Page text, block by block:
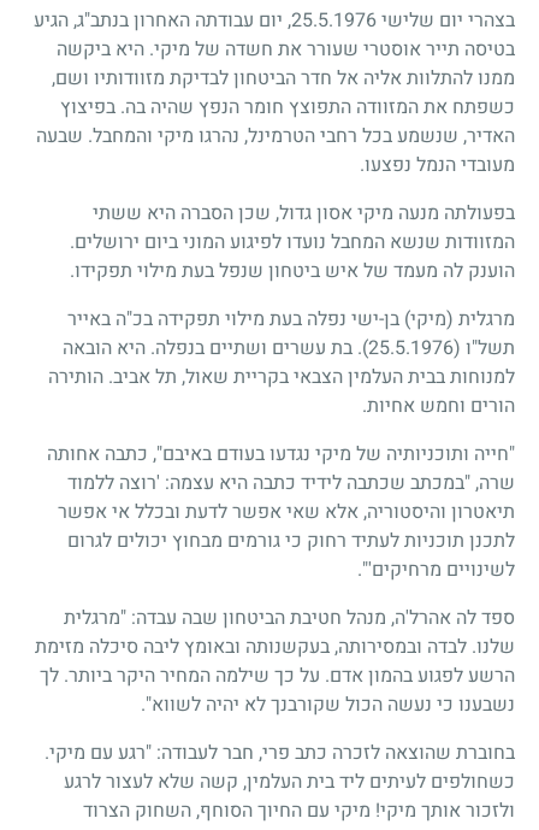
בצהרי יום שלישי 25.5.1976, יום עבודתה האחרון בנתב"ג, הגיע
בטיסה תייר אוסטרי שעורר את חשדה של מיקי. היא ביקשה
ממנו להתלוות אליה אל חדר הביטחון לבדיקת מזוודותיו ושם,
כשפתח את המזוודה התפוצץ חומר הנפץ שהיה בה. בפיצוץ
האדיר, שנשמע בכל רחבי הטרמינל, נהרגו מיקי והמחבל. שבעה
מעובדי הנמל נפצעו.
בפעולתה מנעה מיקי אסון גדול, שכן הסברה היא ששתי
המזוודות שנשא המחבל נועדו לפיגוע המוני ביום ירושלים.
הוענק לה מעמד של איש ביטחון שנפל בעת מילוי תפקידו.
מרגלית (מיקי) בן-ישי נפלה בעת מילוי תפקידה בכ"ה באייר
תשל"ו (25.5.1976)
. בת עשרים ושתיים בנפלה. היא הובאה
למנוחות בבית העלמין הצבאי בקריית שאול, תל אביב. הותירה
הורים וחמש אחיות.
"חייה ותוכניותיה של מיקי נגדעו בעודם באיבם", כתבה אחותה
שרה, "במכתב שכתבה לידיד כתבה היא עצמה: 'רוצה ללמוד
תיאטרון והיסטוריה, אלא שאי אפשר לדעת ובכלל אי אפשר
לתכנן תוכניות לעתיד רחוק כי גורמים מבחוץ יכולים לגרום
לשינויים מרחיקים'".
ספד לה אהרל'ה, מנהל חטיבת הביטחון שבה עבדה: "מרגלית
שלנו. לבדה ובמסירותה, בעקשנותה ובאומץ ליבה סיכלה מזימת
הרשע לפגוע בהמון אדם. על כך שילמה המחיר היקר ביותר. לך
נשבענו כי נעשה הכול שקורבנך לא יהיה לשווא".
בחוברת שהוצאה לזכרה כתב פרי, חבר לעבודה: "רגע עם מיקי.
כשחולפים לעיתים ליד בית העלמין, קשה שלא לעצור לרגע
ולזכור אותך מיקי! מיקי עם החיוך הסוחף, השחוק הצרוד